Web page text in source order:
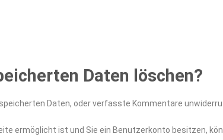
Daten löschen?
Daten, oder verfasste Kommentare
ermöglicht ist und Sie ein Benutzerkonto besitzen,